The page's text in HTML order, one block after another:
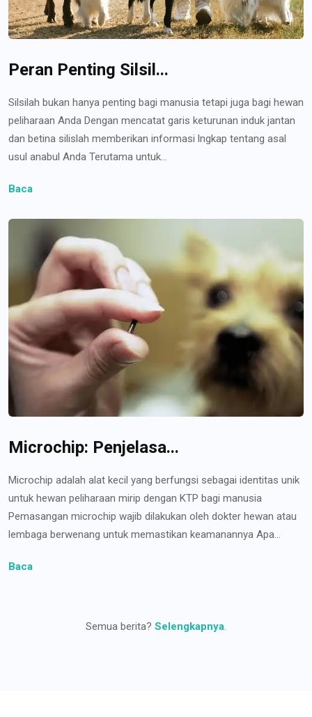
Peran Penting Silsil...
Silsilah bukan hanya penting bagi manusia tetapi juga bagi hewan
peliharaan Anda Dengan mencatat garis keturunan induk jantan
dan betina silislah memberikan informasi lngkap tentang asal
usul anabul Anda Terutama untuk...
Baca
Microchip: Penjelasa...
Microchip adalah alat kecil yang berfungsi sebagai identitas unik
untuk hewan peliharaan mirip dengan KTP bagi manusia
Pemasangan microchip wajib dilakukan oleh dokter hewan atau
lembaga berwenang untuk memastikan keamanannya Apa...
Baca
Semua berita? Selengkapnya